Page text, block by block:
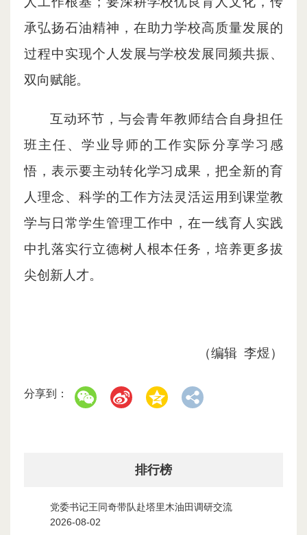
承弘扬石油精神，在助力学校高质量发展的
过程中实现个人发展与学校发展同频共振、
双向赋能。
互动环节，与会青年教师结合自身担任
班主任、学业导师的工作实际分享学习感
悟，表示要主动转化学习成果，把全新的育
人理念、科学的工作方法灵活运用到课堂教
学与日常学生管理工作中，在一线育人实践
中扎落实行立德树人根本任务，培养更多拔
尖创新人才。
（编辑 李煜）
分享到：
排行榜
党委书记王同奇带队赴塔里木油田调研交流
2026-08-02